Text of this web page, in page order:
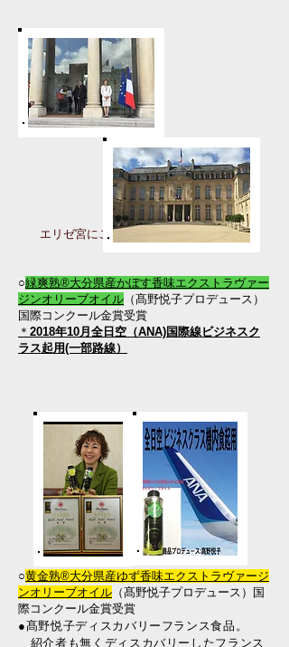
​
エリゼ宮にご招待され訪問
○緑爽熟®大分県産かぼす香味エクストラヴァー
ジンオリーブオイル （髙野悦子プロデュース）
国際コンクール金賞受賞
​＊ 2018年10月全日空（ANA)国際線ビジネスク
ラス起用(一部路線）
​○黄金熟®大分県産ゆず香味エクストラヴァージ
ンオリーブオイル （髙野悦子プロデュース）国
際コンクール金賞受賞
●髙野悦子ディスカバリーフランス食品。
紹介者も無くディスカバリーしたフランス